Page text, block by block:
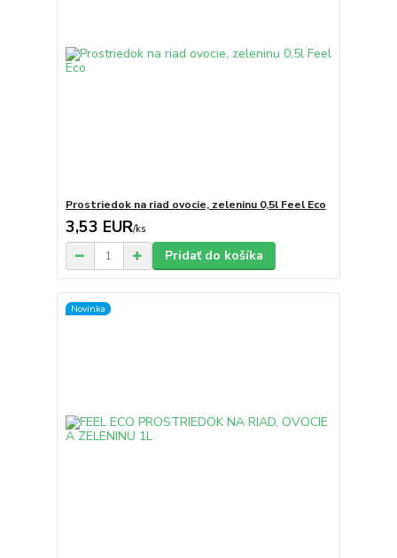
Prostriedok na riad ovocie, zeleninu 0,5l Feel Eco
3,53 EUR/ks
Pridať do košíka
Novinka